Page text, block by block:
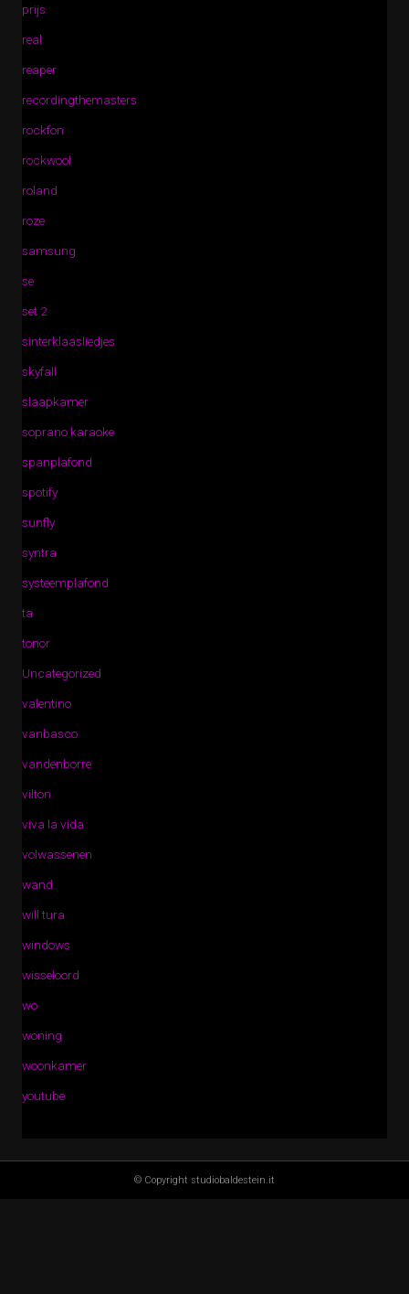
prijs
real
reaper
recordingthemasters
rockfon
rockwool
roland
roze
samsung
se
set 2
sinterklaasliedjes
skyfall
slaapkamer
soprano karaoke
spanplafond
spotify
sunfly
syntra
systeemplafond
ta
tonor
Uncategorized
valentino
vanbasco
vandenborre
vilton
viva la vida
volwassenen
wand
will tura
windows
wisseloord
wo
woning
woonkamer
youtube
© Copyright studiobaldestein.it